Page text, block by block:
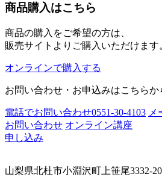
商品購入はこちら
商品の購入をご希望の方は、
販売サイトよりご購入いただけます
オンラインで購入する
お問い合わせ・お申込みはこちらか
電話でお問い合わせ0551-30-4103 メ
お問い合わせ オンライン講座
申し込み
山梨県北杜市小淵沢町上笹尾3332-